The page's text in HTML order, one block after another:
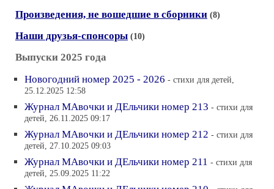
Произведения, не вошедшие в сборники (8)
Наши друзья-спонсоры (10)
Выпуски 2025 года
Новогодний номер 2025 - 2026 - стихи для детей,
25.12.2025 12:58
Журнал МАвочки и ДЕльчики номер 213 - стихи для
детей, 26.11.2025 09:17
Журнал МАвочки и ДЕльчики номер 212 - стихи для
детей, 27.10.2025 09:03
Журнал МАвочки и ДЕльчики номер 211 - стихи для
детей, 25.09.2025 11:22